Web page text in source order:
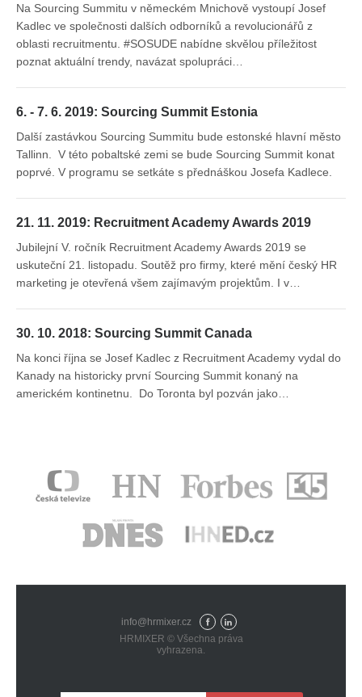
Na Sourcing Summitu v německém Mnichově vystoupí Josef
Kadlec ve společnosti dalších odborníků a revolucionářů z
oblasti recruitmentu. #SOSUDE nabídne skvělou příležitost
poznat aktuální trendy, navázat spolupráci…
6. - 7. 6. 2019: Sourcing Summit Estonia
Další zastávkou Sourcing Summitu bude estonské hlavní město
Tallinn. V této pobaltské zemi se bude Sourcing Summit konat
poprvé. V programu se setkáte s přednáškou Josefa Kadlece.
21. 11. 2019: Recruitment Academy Awards 2019
Jubilejní V. ročník Recruitment Academy Awards 2019 se
uskuteční 21. listopadu. Soutěž pro firmy, které mění český HR
marketing je otevřená všem zajímavým projektům. I v…
30. 10. 2018: Sourcing Summit Canada
Na konci října se Josef Kadlec z Recruitment Academy vydal do
Kanady na historicky první Sourcing Summit konaný na
americkém kontinetnu. Do Toronta byl pozván jako…
info@hrmixer.cz
Fac
eb
Lin
HRMIXER © Všechna práva
vyhrazena.